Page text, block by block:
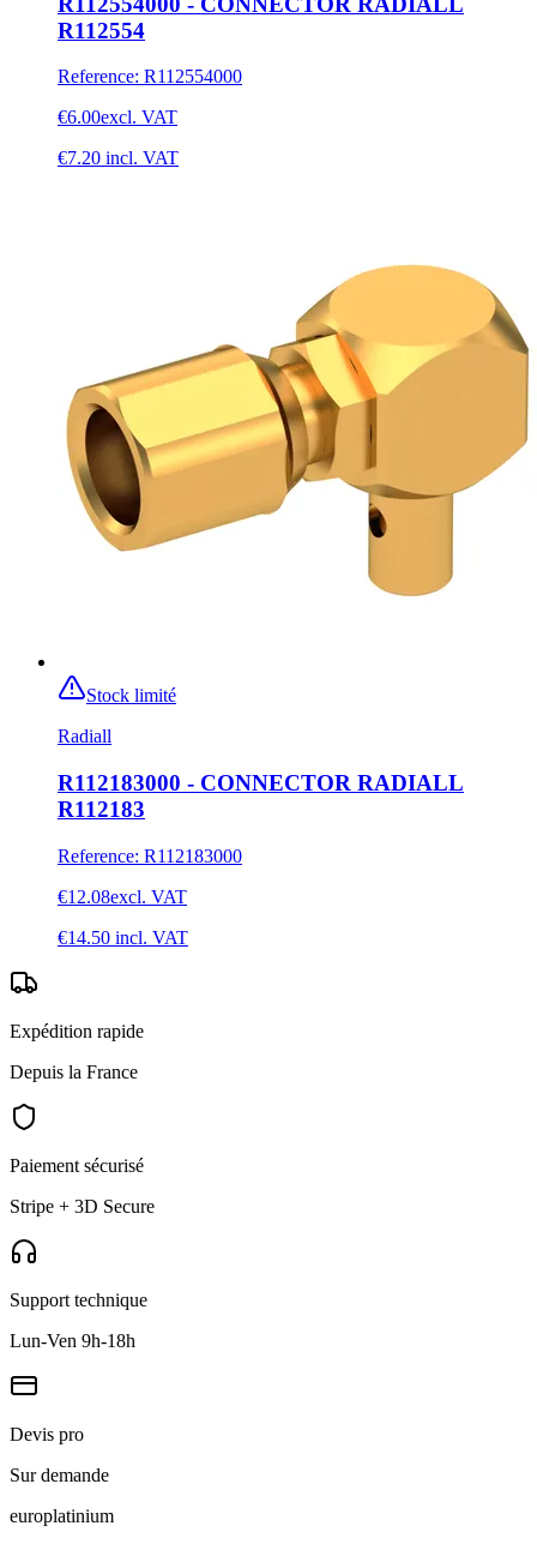
R112554
Reference: R112554000
€6.00excl. VAT
€7.20 incl. VAT
Stock limité
Radiall
R112183000 - CONNECTOR RADIALL
R112183
Reference: R112183000
€12.08excl. VAT
€14.50 incl. VAT
Expédition rapide
Depuis la France
Paiement sécurisé
Stripe + 3D Secure
Support technique
Lun-Ven 9h-18h
Devis pro
Sur demande
europlatinium